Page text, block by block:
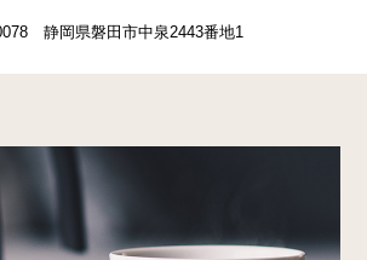
静岡県磐田市中泉2443番地1